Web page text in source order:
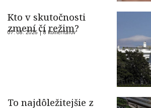
Kto v skutočnosti
zmení čí režim?
07. 08. 2026 |8 komentárov
To najdôležitejšie z